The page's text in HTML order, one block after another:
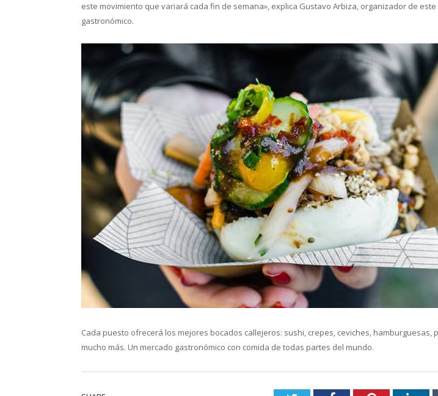
este movimiento que variará cada fin de semana», explica Gustavo Arbiza, organizador de
gastronómico.
Cada puesto ofrecerá los mejores bocados callejeros: sushi, crepes, ceviches, hamburguesas,
mucho más. Un mercado gastronómico con comida de todas partes del mundo.